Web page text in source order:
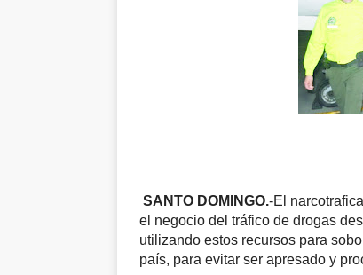
SANTO DOMINGO.-El
el negocio del tráfico de drogas
utilizando estos recursos para
país, para evitar ser apresado y